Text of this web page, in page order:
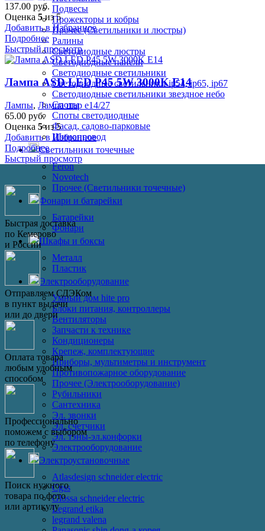
Подвесы
Прожекторы и кобры
Прочее (Светильники и люстры)
Ралины
Светодиодные люстры
Светодиодные панели
Светодиодные светильники
Светодиодные светильники ip54, ip65, ip67
Светодиодные светильники звездное небо
Споты
Споты светодиодные
Фасад, садово-парковые
Шинопровод
Светильники точечные
Feron
Novotech
Прочее (Светильники точечные)
Фонари и батарейки
Батарейки
Фонари
Шкафы и боксы
Металл
Пластик
Электрооборудование
Умный дом hite pro
Блоки питания, контроллеры
Вентиляторы
Запчасти к технике
Кондиционеры
Крепеж, комплектующие
Приборы, мультиметры и инструмент
Противопожарное оборудование
Прочее (Электрооборудование)
Рубильники
Сантехника
Эл. звонки
Эл. счетчики
Эл. тэны-эл.конфорки
Электрооборудование
Электроустановочные
Atlasdesign schneider electric
Cgss
Glossa schneider electric
Legrand etika
legrand valena
137.00 руб.
Оценка 5из 5
Добавить в Избранное
Подробнее
Быстрый просмотр
Лампа ASD LED P45 5W 3000K E14
Лампы, Лампа шар е14/27
65.00 руб.
Оценка 5из 5
Добавить в Избранное
Подробнее
Быстрый просмотр
Быстрая доставка
по Кемерово
и России
Отправляем СДЭКом
в пункт выдачи
или до двери
Оплата товара
любым удобным
способом
Профессионально
поможем с выбором
по телефону
Поиск нужного
товара по фото
или артикулу